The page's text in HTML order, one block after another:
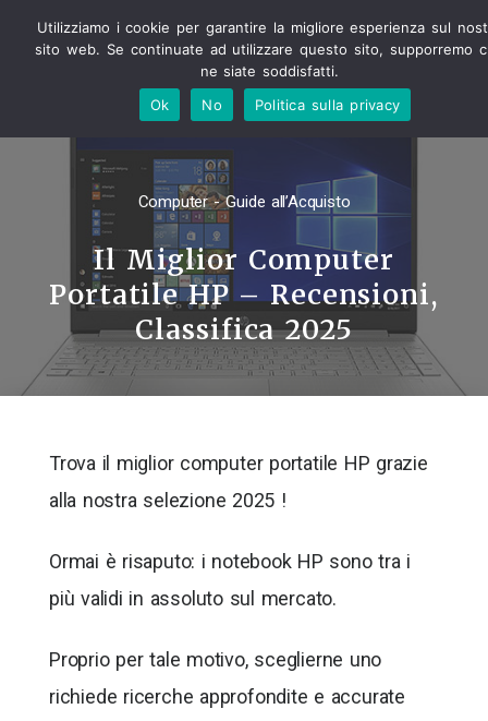
Computer - Guide all’Acquisto
Il Miglior Computer
Portatile HP – Recensioni,
Classifica 2025
Trova il miglior computer portatile HP grazie
alla nostra selezione 2025 !
Ormai è risaputo: i notebook HP sono tra i
più validi in assoluto sul mercato.
Proprio per tale motivo, sceglierne uno
richiede ricerche approfondite e accurate
Utilizziamo i cookie per garantire la migliore esperienza sul
sito web. Se continuate ad utilizzare questo sito, supporremo
ne siate soddisfatti.
Ok
No Politica sulla privacy